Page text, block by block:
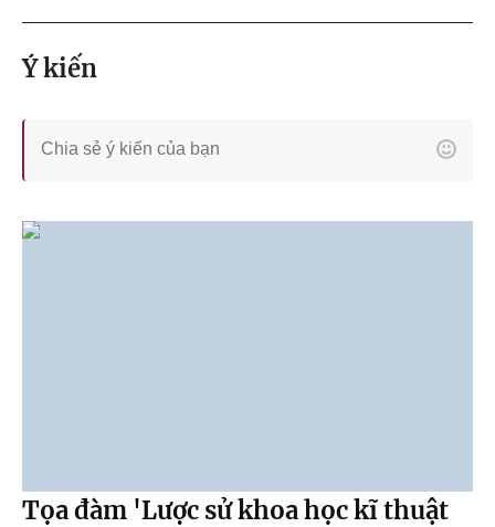
Ý kiến
Tọa đàm 'Lược sử khoa học kĩ thuật